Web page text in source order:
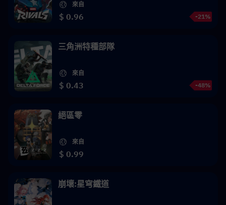
來自
$ 0.96 -21%
三角洲特種部隊
來自
$ 0.43 -48%
絕區零
來自
$ 0.99
崩壞:星穹鐵道